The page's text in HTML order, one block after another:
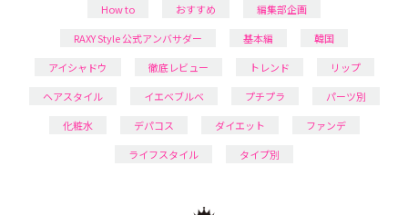
How to おすすめ
編集部企画
RAXY Style 公式アンバサダー
基本編
韓国
アイシャドウ
徹底レビュー トレンド
リップ
ヘアスタイル
イエベブルベ プチプラ
パーツ別
化粧水
デパコス ダイエット
ファンデ
ライフスタイル
タイプ別